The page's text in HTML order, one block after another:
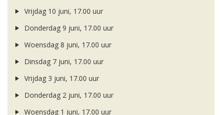
Vrijdag 10 juni, 17.00 uur
Donderdag 9 juni, 17.00 uur
Woensdag 8 juni, 17.00 uur
Dinsdag 7 juni, 17.00 uur
Vrijdag 3 juni, 17.00 uur
Donderdag 2 juni, 17.00 uur
Woensdag 1 juni, 17.00 uur